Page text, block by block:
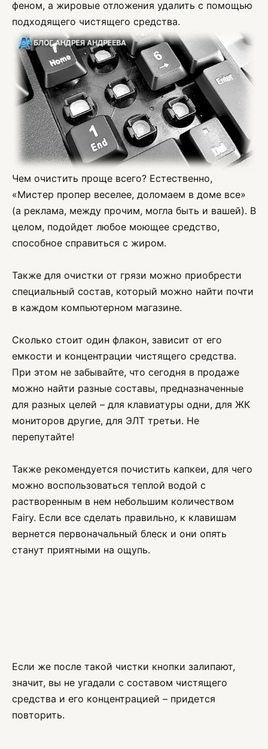
феном, а жировые отложения удалить с помощью
подходящего чистящего средства.
Чем очистить проще всего? Естественно,
«Мистер пропер веселее, доломаем в доме все»
(а реклама, между прочим, могла быть и вашей). В
целом, подойдет любое моющее средство,
способное справиться с жиром.
Также для очистки от грязи можно приобрести
специальный состав, который можно найти почти
в каждом компьютерном магазине.
Сколько стоит один флакон, зависит от его
емкости и концентрации чистящего средства.
При этом не забывайте, что сегодня в продаже
можно найти разные составы, предназначенные
для разных целей – для клавиатуры одни, для ЖК
мониторов другие, для ЭЛТ третьи. Не
перепутайте!
Также рекомендуется почистить капкеи, для чего
можно воспользоваться теплой водой с
растворенным в нем небольшим количеством
Fairy. Если все сделать правильно, к клавишам
вернется первоначальный блеск и они опять
станут приятными на ощупь.
Если же после такой чистки кнопки залипают,
значит, вы не угадали с составом чистящего
средства и его концентрацией – придется
повторить.